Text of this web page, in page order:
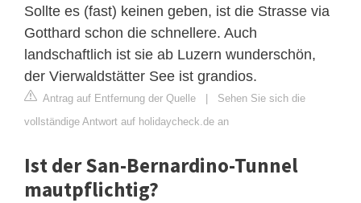
Sollte es (fast) keinen geben, ist die Strasse via
Gotthard schon die schnellere. Auch
landschaftlich ist sie ab Luzern wunderschön,
der Vierwaldstätter See ist grandios.
Antrag auf Entfernung der Quelle | Sehen Sie sich die
vollständige Antwort auf holidaycheck.de an
Ist der San-Bernardino-Tunnel
mautpflichtig?